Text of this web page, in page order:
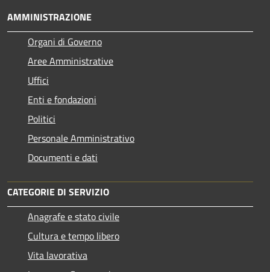
AMMINISTRAZIONE
Organi di Governo
Aree Amministrative
Uffici
Enti e fondazioni
Politici
Personale Amministrativo
Documenti e dati
CATEGORIE DI SERVIZIO
Anagrafe e stato civile
Cultura e tempo libero
Vita lavorativa